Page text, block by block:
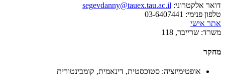
דואר אלקטרוני: segevdanny@tauex.tau.ac.il
טלפון פנימי:
אתר אישי
משרד: שרייבר, 118
מחקר
אופטימיזציה: סטוכסטית, דינאמית, קומבינטורית